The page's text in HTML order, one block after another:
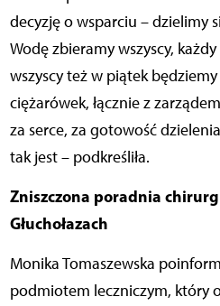
decyzję o wsparciu – dzielimy
Wodę zbieramy wszyscy, każdy
wszyscy też w piątek
ciężarówek, łącznie z
za serce, za gotowość
tak jest – podkreśliła.
Zniszczona poradnia
Głuchołazach
Monika Tomaszewska
podmiotem leczniczym, który